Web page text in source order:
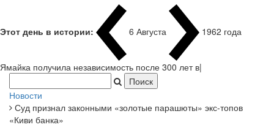
Этот день в истории: 6 Августа 1962 года
Ямайка получила независимость после 300 лет в составе
Новости
Суд признал законными «золотые парашюты» экс-топов